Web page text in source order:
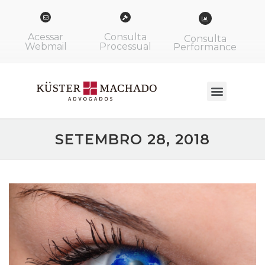
Acessar
Webmail
Consulta
Processual
Consulta
Performance
SETEMBRO 28, 2018